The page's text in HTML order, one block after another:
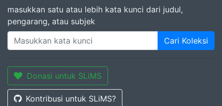
masukkan satu atau lebih kata kunci dari judul,
pengarang, atau subjek
Cari Koleksi
Donasi untuk SLiMS
Kontribusi untuk SLiMS?